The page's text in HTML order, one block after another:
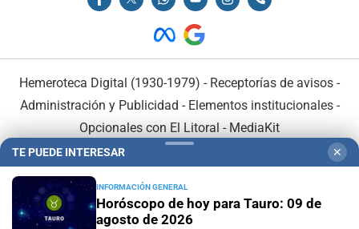
Hemeroteca Digital (1930-1979) - Receptorías de avisos -
Administración y Publicidad - Elementos institucionales-
Opcionales con El Litoral - MediaKit
TE PUEDE INTERESAR ✕
INFORMACIÓN GENERAL
Horóscopo de hoy para Tauro: 09 de
agosto de 2026